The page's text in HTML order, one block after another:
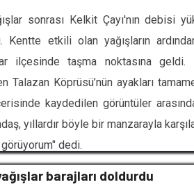
sonrası Kelkit Çayı'nın debisi
Kentte etkili olan yağışların
ilçesinde taşma noktasına geldi.
Köprüsü’nün ayakları
kaydedilen görüntüler
yıllardır böyle bir manzarayla
görüyorum" dedi.
barajları doldurdu